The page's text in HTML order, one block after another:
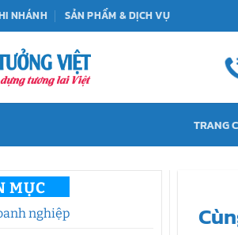
NHÁNH SẢN PHẨM & DỊCH VỤ
TRANG
MỤC
nghiệp